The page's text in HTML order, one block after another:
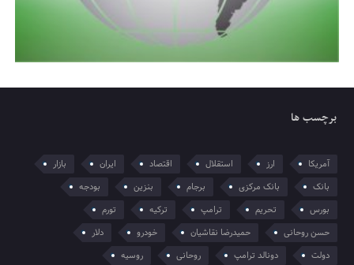
برچسب ها
آمریکا ارز استقلال اقتصاد ایران
بازار
بانک
بانک مرکزی برجام بنزین
بودجه
بورس
تحریم ترامپ ترکیه
تورم
حسن روحانی
حمیدرضا نقاشیان خودرو
دلار
دولت
دونالد ترامپ روحانی روسیه